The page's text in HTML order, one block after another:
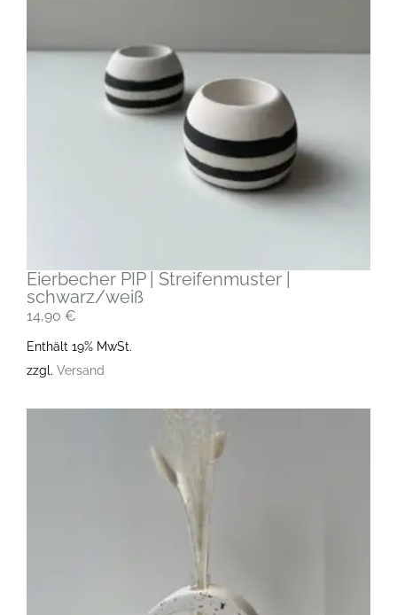
Eierbecher PIP | Streifenmuster |
schwarz/weiß
14,90 €
Enthält 19% MwSt.
zzgl. Versand